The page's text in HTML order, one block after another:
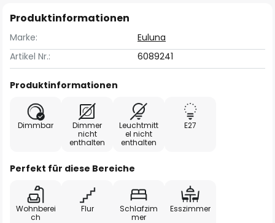
Produktinformationen
Marke:
Euluna
Artikel Nr.:
6089241
Produktinformationen
Dimmbar
Dimmer
nicht
enthalten
Leuchtmitt
el nicht
enthalten
E27
Perfekt für diese Bereiche
Wohnberei
ch
Flur
Schlafzim
mer
Esszimmer